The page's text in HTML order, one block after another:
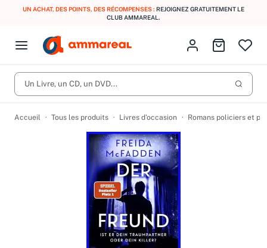
UN ACHAT, DES POINTS, DES RÉCOMPENSES : REJOIGNEZ GRATUITEMENT LE
CLUB AMMAREAL.
Open menu
Fermer le menu
CD d'occasion
Vinyles d'occasion
Produits Catégories
Vous n'avez pas trouvé l'article que vous cherchiez ?
Activez les notifications dans votre compte pour être alerté dès
qu'il est en stock.
Créer une alerte
Identifiez-vous
Aller au
Un Livre, un CD, un DVD...
Accueil Tous les produits Livres d’occasion Romans policiers et